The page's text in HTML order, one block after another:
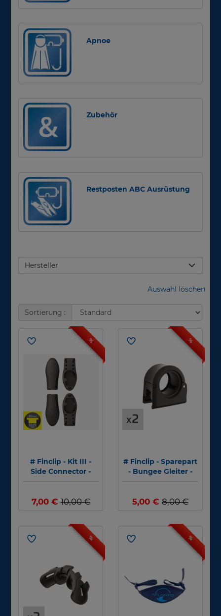
Apnoe
Zubehör
Restposten ABC Ausrüstung
Hersteller
Auswahl löschen
Sortierung :
%
# Finclip - Kit III -
Side Connector -
Abverkauf
7,00 €10,00 €
%
# Finclip - Sparepart
- Bungee Gleiter -
Bungee Cursor (2
5,00 €8,00 €
% %